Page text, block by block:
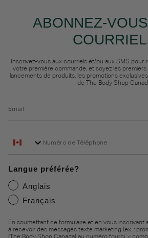
ABONNEZ-
Inscrivez-vous aux courriels et/ou aux SMS pour
votre première commande, et soyez les
lancements de produits, les promotions
de The Body Shop
Langue préférée?
Anglais
Français
En soumettant ce formulaire et en vous inscrivant
à recevoir des messages texte marketing (ex. :